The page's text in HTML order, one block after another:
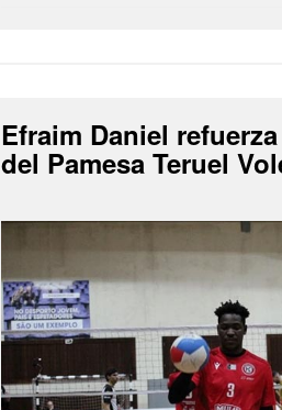
Efraim Daniel
del Pamesa Teruel